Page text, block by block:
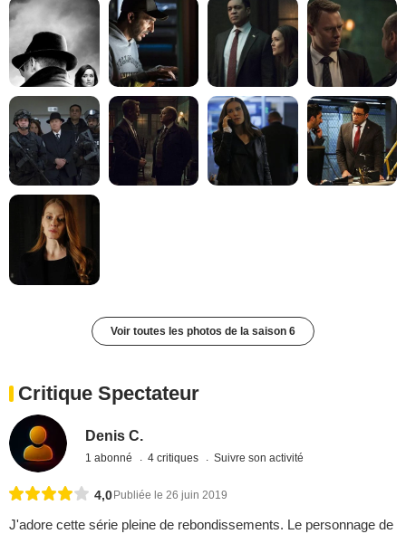
Voir toutes les photos de la saison 6
Critique Spectateur
Denis C.
1 abonné 4 critiques Suivre son activité
4,0 Publiée le 26 juin 2019
J'adore cette série pleine de rebondissements. Le personnage de